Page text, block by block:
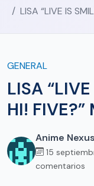
LISA “LIVE IS
GENERAL
LISA
HI! FIVE?”
Anime Nexus
15
comentarios